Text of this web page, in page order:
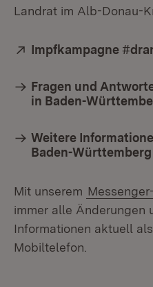
Landrat im Alb-Donau-
Extern:
Impfkampagne
Fragen und
in Baden-
Weitere
Baden-Württemberg
Mit unserem
immer alle Änderungen
Informationen aktuell
Mobiltelefon.